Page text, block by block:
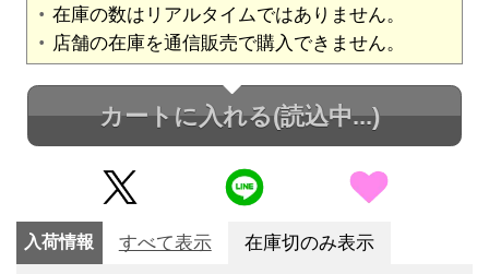
在庫の数はリアルタイムではありません。
店舗の在庫を通信販売で購入できません。
カートに入れる(読込中...)
入荷情報 すべて表示 在庫切のみ表示